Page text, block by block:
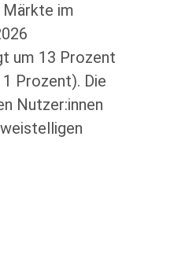
Märkte im
um 13 Prozent
Prozent). Die
Nutzer:innen